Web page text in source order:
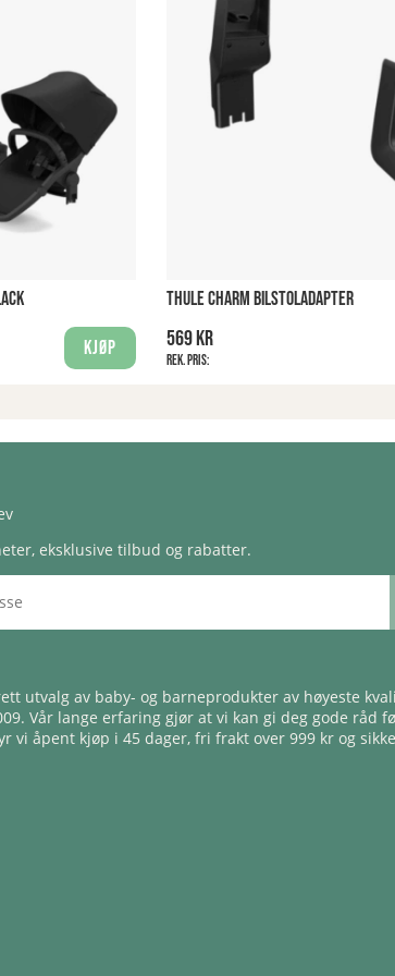
Kjøp
THULE CHARM BILSTOLADAPTER
569 kr
Rek. pris:
eksklusive tilbud og rabatter.
utvalg av baby- og barneprodukter av høyeste
Vår lange erfaring gjør at vi kan gi deg gode råd
vi åpent kjøp i 45 dager, fri frakt over 999 kr og